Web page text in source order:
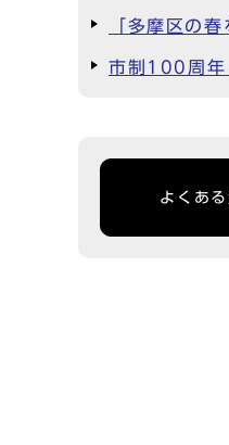
「多摩区の
市制100周年
よくあ